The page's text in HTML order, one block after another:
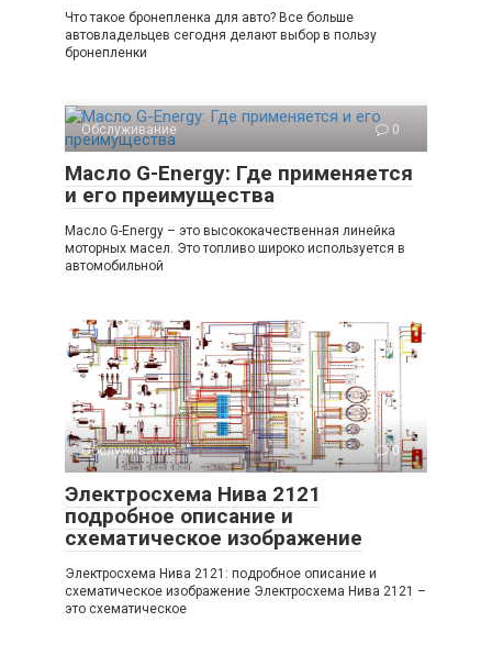
Что такое бронепленка для авто? Все больше
автовладельцев сегодня делают выбор в пользу
бронепленки
Обслуживание 0
Масло G-Energy: Где применяется
и его преимущества
Масло G-Energy – это высококачественная линейка
моторных масел. Это топливо широко используется в
автомобильной
Обслуживание 0
Электросхема Нива 2121
подробное описание и
схематическое изображение
Электросхема Нива 2121: подробное описание и
схематическое изображение Электросхема Нива 2121 –
это схематическое